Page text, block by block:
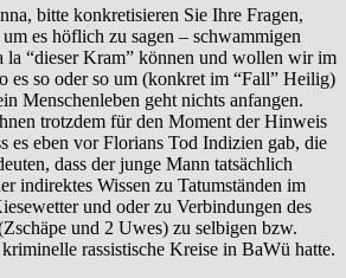
bitte konkretisieren Sie Ihre Fragen,
es höflich zu sagen – schwammigen
la “dieser Kram” können und wollen wir im
es so oder so um (konkret im “Fall” Heilig)
Menschenleben geht nichts anfangen.
trotzdem für den Moment der Hinweis
es eben vor Florians Tod Indizien gab, die
dass der junge Mann tatsächlich
indirektes Wissen zu Tatumständen im
und oder zu Verbindungen des
und 2 Uwes) zu selbigen bzw.
rassistische Kreise in BaWü hatte.